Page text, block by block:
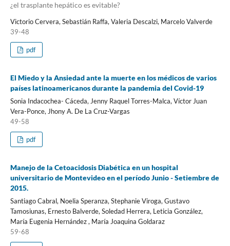
¿el trasplante hepático es evitable?
Victorio Cervera, Sebastián Raffa, Valeria Descalzi, Marcelo Valverde
39-48
pdf
El Miedo y la Ansiedad ante la muerte en los médicos de varios
países latinoamericanos durante la pandemia del Covid-19
Sonia Indacochea- Cáceda, Jenny Raquel Torres-Malca, Víctor Juan
Vera-Ponce, Jhony A. De La Cruz-Vargas
49-58
pdf
Manejo de la Cetoacidosis Diabética en un hospital
universitario de Montevideo en el período Junio - Setiembre de
2015.
Santiago Cabral, Noelia Speranza, Stephanie Viroga, Gustavo
Tamosiunas, Ernesto Balverde, Soledad Herrera, Leticia González,
María Eugenia Hernández , María Joaquina Goldaraz
59-68